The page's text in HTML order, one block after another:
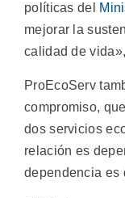
políticas del
mejorar la
calidad de
ProEcoServ
compromiso,
dos servicios
relación es
dependencia es